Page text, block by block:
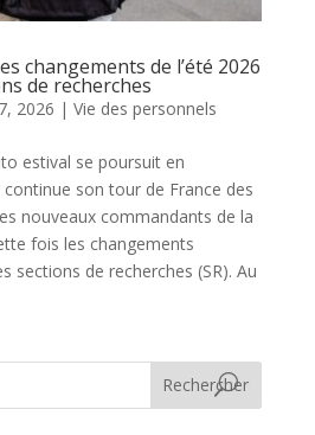
changements de l’été 2026
de recherches
2026 | Vie des personnels
estival se poursuit en
continue son tour de France des
nouveaux commandants de la
fois les changements
sections de recherches (SR). Au
Rechercher